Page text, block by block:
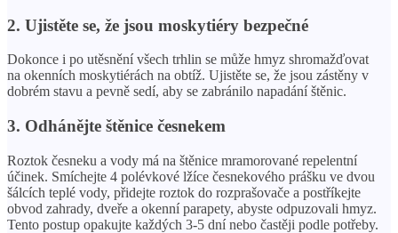
2. Ujistěte se, že jsou moskytiéry bezpečné
Dokonce i po utěsnění všech trhlin se může hmyz shromažďovat
na okenních moskytiérách na obtíž. Ujistěte se, že jsou zástěny v
dobrém stavu a pevně sedí, aby se zabránilo napadání štěnic.
3. Odhánějte štěnice česnekem
Roztok česneku a vody má na štěnice mramorované repelentní
účinek. Smíchejte 4 polévkové lžíce česnekového prášku ve dvou
šálcích teplé vody, přidejte roztok do rozprašovače a postříkejte
obvod zahrady, dveře a okenní parapety, abyste odpuzovali hmyz.
Tento postup opakujte každých 3-5 dní nebo častěji podle potřeby.